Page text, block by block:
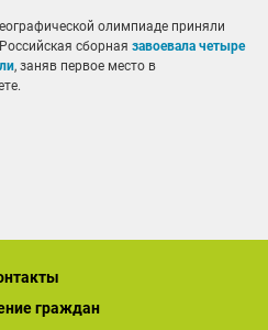
олимпиаде приняли
сборная завоевала четыре
, заняв первое место в
граждан